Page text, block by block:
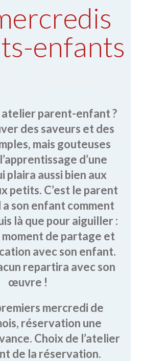
enfants
atelier parent-enfant ?
des saveurs et des
mais gouteuses
d’une
plaira aussi bien aux
petits. C’est le parent
son enfant comment
là que pour aiguiller :
moment de partage et
avec son enfant.
repartira avec son
œuvre !
mercredi de
réservation une
Choix de l’atelier
de la réservation.